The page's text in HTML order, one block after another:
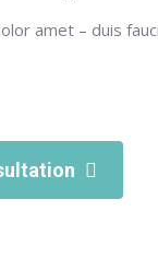
amet – duis